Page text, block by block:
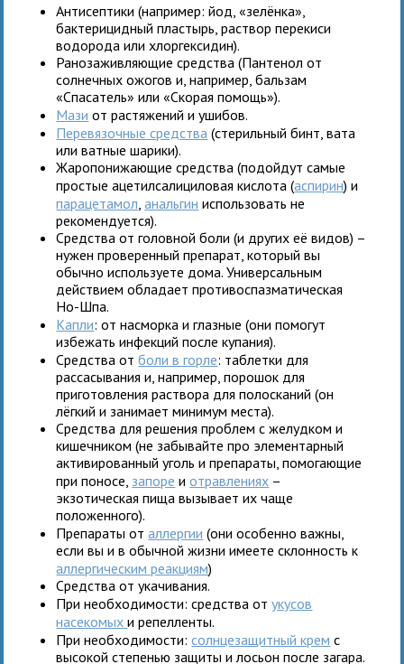
Антисептики (например: йод, «зелёнка»,
бактерицидный пластырь, раствор перекиси
водорода или хлоргексидин).
Ранозаживляющие средства (Пантенол от
солнечных ожогов и, например, бальзам
«Спасатель» или «Скорая помощь»).
Мази от растяжений и ушибов.
Перевязочные средства (стерильный бинт, вата
или ватные шарики).
Жаропонижающие средства (подойдут самые
простые ацетилсалициловая кислота (аспирин) и
парацетамол ,анальгин использовать не
рекомендуется).
Средства от головной боли (и других её видов) –
нужен проверенный препарат, который вы
обычно используете дома. Универсальным
действием обладает противоспазматическая
Но-Шпа.
Капли: от насморка и глазные (они помогут
избежать инфекций после купания).
Средства отболи в горле: таблетки для
рассасывания и, например, порошок для
приготовления раствора для полосканий (он
лёгкий и занимает минимум места).
Средства для решения проблем с желудком и
кишечником (не забывайте про элементарный
активированный уголь и препараты, помогающие
при поносе, запоре иотравлениях –
экзотическая пища вызывает их чаще
положенного).
Препараты оталлергии (они особенно важны,
если вы и в обычной жизни имеете склонность к
аллергическим реакциям)
Средства от укачивания.
При необходимости: средства отукусов
насекомыхи репелленты.
При необходимости:солнцезащитный крем с
высокой степенью защиты и лосьон после загара.